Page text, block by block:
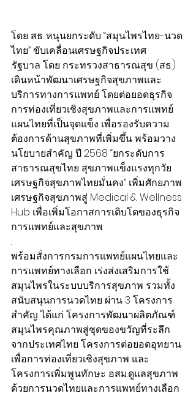
โดย สธ. หนุนยกระดับ “สมุนไพรไทย-นวด
ไทย” ขับเคลื่อนเศรษฐกิจประเทศ
.รัฐบาล โดย กระทรวงสาธารณสุข (สธ.)
เดินหน้าพัฒนาเศรษฐกิจสุขภาพและ
บริการทางการแพทย์ โดยต่อยอดธุรกิจ
การท่องเที่ยวเชิงสุขภาพและการแพทย์
แผนไทยที่เป็นจุดแข็ง เพื่อรองรับความ
ต้องการด้านสุขภาพที่เพิ่มขึ้น พร้อมวาง
นโยบายสำคัญ ปี 2568 “ยกระดับการ
สาธารณสุขไทย สุขภาพแข็งแรงทุกวัย
เศรษฐกิจสุขภาพไทยมั่นคง” เพิ่มศักยภาพ
เศรษฐกิจสุขภาพสู่ Medical & Wellness
Hub เพื่อเพิ่มโอกาสการเติบโตของธุรกิจ
การแพทย์และสุขภาพ
.
พร้อมสั่งการกรมการแพทย์แผนไทยและ
การแพทย์ทางเลือก เร่งส่งเสริมการใช้
สมุนไพรในระบบบริการสุขภาพ รวมทั้ง
สนับสนุนการนวดไทย ผ่าน 3 โครงการ
สำคัญ ได้แก่ โครงการพัฒนาผลิตภัณฑ์
สมุนไพรคุณภาพสู่ชุดของขวัญที่ระลึก
จากประเทศไทย โครงการต่อยอดอุทยาน
เพื่อการท่องเที่ยวเชิงสุขภาพ และ
โครงการเพิ่มพูนทักษะ อสม.ดูแลสุขภาพ
ด้วยการนวดไทยและการแพทย์ทางเลือก